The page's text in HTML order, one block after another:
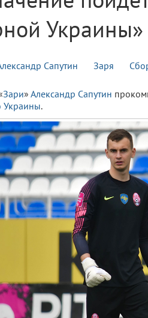
Украины»
Сапутин Заря
Зари» Александр Сапутин
Украины.